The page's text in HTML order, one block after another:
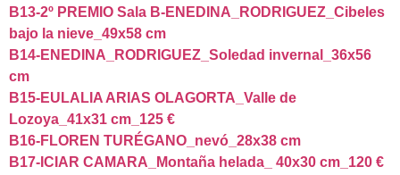
B13-2º PREMIO Sala B-ENEDINA_RODRIGUEZ_Cibeles
bajo la nieve_49x58 cm
B14-ENEDINA_RODRIGUEZ_Soledad invernal_36x56
cm
B15-EULALIA ARIAS OLAGORTA_Valle de
Lozoya_41x31 cm_125 €
B16-FLOREN TURÉGANO_nevó_28x38 cm
B17-ICIAR CAMARA_Montaña helada_ 40x30 cm_120 €